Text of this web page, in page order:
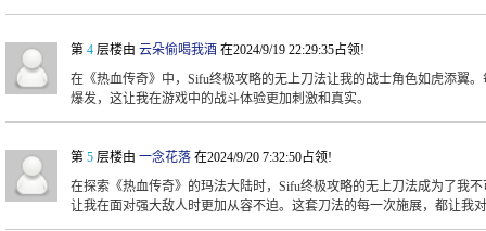
第 4 层楼由 云朵偷喝我酒 在2024/9/19 22:29:35占领!
在《热血传奇》中，Sifu终极攻略的无上刀法让我的战士角色如虎添翼
爆发，这让我在游戏中的战斗体验更加刺激和真实。
第 5 层楼由 一念花落 在2024/9/20 7:32:50占领!
在探索《热血传奇》的玛法大陆时，Sifu终极攻略的无上刀法成为了我
让我在面对强大敌人时更加从容不迫。这套刀法的每一次施展，都让我